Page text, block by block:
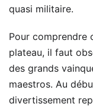
quasi militaire.
Pour comprendre
plateau, il faut
des grands
maestros. Au
divertissement